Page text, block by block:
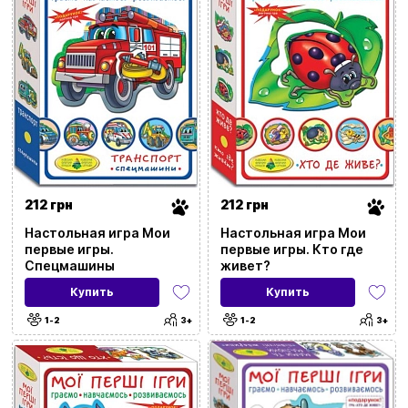
Применить фильтры
212 грн
Настольная игра Мои
первые игры.
Спецмашины
Купить
1-2 3+
212 грн
Настольная игра Мои
первые игры. Кто где
живет?
Купить
1-2 3+